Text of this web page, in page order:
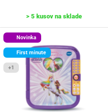
> 5 kusov na sklade
Novinka
First minute
+1